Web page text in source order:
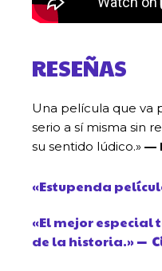
RESEÑAS
Una película que va
serio a sí misma sin
su sentido lúdico.» —
«Estupenda
«El mejor especial
de la historia.»—